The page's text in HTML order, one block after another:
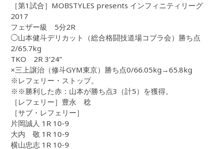
［第1試合］MOBSTYLES presents インフィニティリーグ
2017
フェザー級 5分2R
◯山本健斗デリカット（総合格闘技道場コブラ会）勝ち点
2/65.7kg
TKO 2R 3’24”
×三上譲治（修斗GYM東京）勝ち点0/66.05kg→65.8kg
※レフェリー・ストップ。
※※勝利した赤：山本が勝ち点3（計5）を獲得。
［レフェリー］豊永 稔
［サブ・レフェリー］
片岡誠人 1R 10-9
大内 敬 1R 10-9
横山忠志 1R 10-9